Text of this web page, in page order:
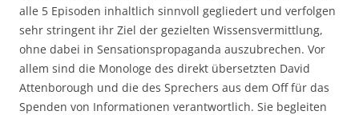
alle 5 Episoden inhaltlich sinnvoll gegliedert und verfolgen
sehr stringent ihr Ziel der gezielten Wissensvermittlung,
ohne dabei in Sensationspropaganda auszubrechen. Vor
allem sind die Monologe des direkt übersetzten David
Attenborough und die des Sprechers aus dem Off für das
Spenden von Informationen verantwortlich. Sie begleiten